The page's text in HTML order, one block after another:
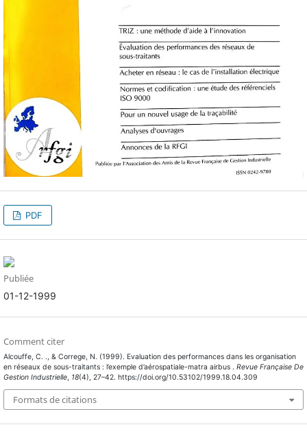
PDF
Publiée
01-12-1999
Comment citer
Alcouffe, C. ., & Correge, N. (1999). Evaluation des performances dans les organisation
en réseaux de sous-traitants : l’exemple d’aérospatiale-matra airbus . Revue Française De
Gestion Industrielle, 18(4), 27–42. https://doi.org/10.53102/1999.18.04.309
Formats de citations